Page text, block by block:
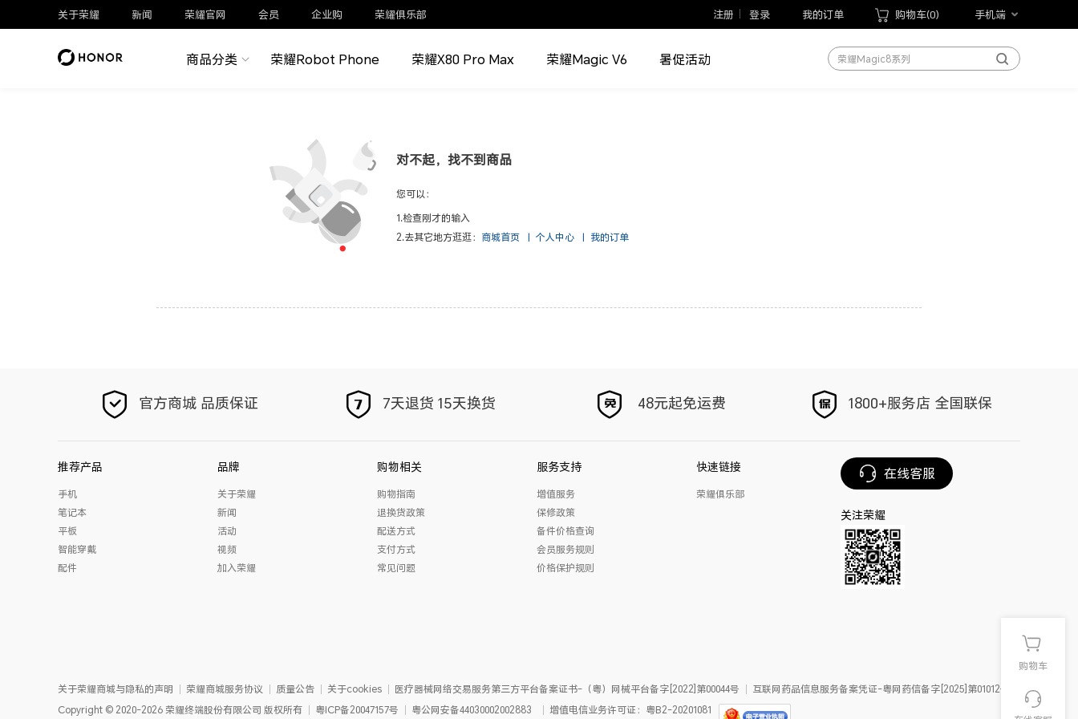
关于荣耀 新闻 荣耀官网 会员 企业购 荣耀俱乐部 注册 登录 我的订单 购物车(0) 手机端
商品分类 荣耀Robot Phone 荣耀X80 Pro Max 荣耀Magic V6 暑促活动
荣耀Magic V6
荣耀Magic8系列
手写笔
对不起，找不到商品
您可以：
1.检查刚才的输入
2.去其它地方逛逛： 商城首页 | 个人中心 | 我的订单
官方商城 品质保证 7天退货 15天换货 48元起免运费 1800+服务店 全国联保
推荐产品
手机
笔记本
平板
智能穿戴
配件
品牌
关于荣耀
新闻
活动
视频
加入荣耀
购物相关
购物指南
退换货政策
配送方式
支付方式
常见问题
服务支持
增值服务
保修政策
备件价格查询
会员服务规则
价格保护规则
快速链接
荣耀俱乐部
在线客服
关注荣耀
关于荣耀商城与隐私的声明 荣耀商城服务协议 质量公告 关于cookies 医疗器械网络交易服务第三方平台备案证书-（粤）网械平台备字[2022]第00044号
互联网药品信息服务备案凭证-粤网药信备字[2025]第01012号
Copyright © 2020-2026 荣耀终端股份有限公司 版权所有 粤ICP备20047157号 粤公网安备44030002002883 增值电信业务许可证：粤B2-20201081
购物车